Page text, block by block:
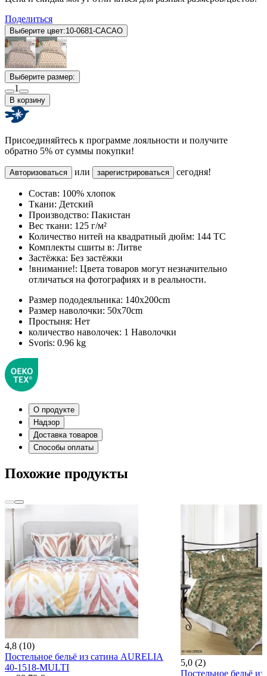
Поделиться
Выберите цвет:10-0681-CACAO
Выберите размер:
1
В корзину
Присоединяйтесь к программе лояльности и получите
обратно 5% от суммы покупки!
Авторизоваться или зарегистрироваться сегодня!
Состав: 100% хлопок
Ткани: Детский
Производство: Пакистан
Вес ткани: 125 г/м²
Количество нитей на квадратный дюйм: 144 TC
Комплекты сшиты в: Литве
Застёжка: Без застёжки
!внимание!: Цвета товаров могут незначительно
отличаться на фотографиях и в реальности.
Размер пододеяльника: 140x200cm
Размер наволочки: 50x70cm
Простыня: Нет
количество наволочек: 1 Наволочки
Svoris: 0.96 kg
О продукте
Надзор
Доставка товаров
Способы оплаты
Похожие продукты
4,8 (10)
Постельное бельё из сатина AURELIA
40-1518-MULTI
5,0 (2)
Постельное бельё